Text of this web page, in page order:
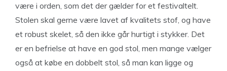
være i orden, som det der gælder for et festivaltelt.
Stolen skal gerne være lavet af kvalitets stof, og have
et robust skelet, så den ikke går hurtigt i stykker. Det
er en befrielse at have en god stol, men mange vælger
også at købe en dobbelt stol, så man kan ligge og